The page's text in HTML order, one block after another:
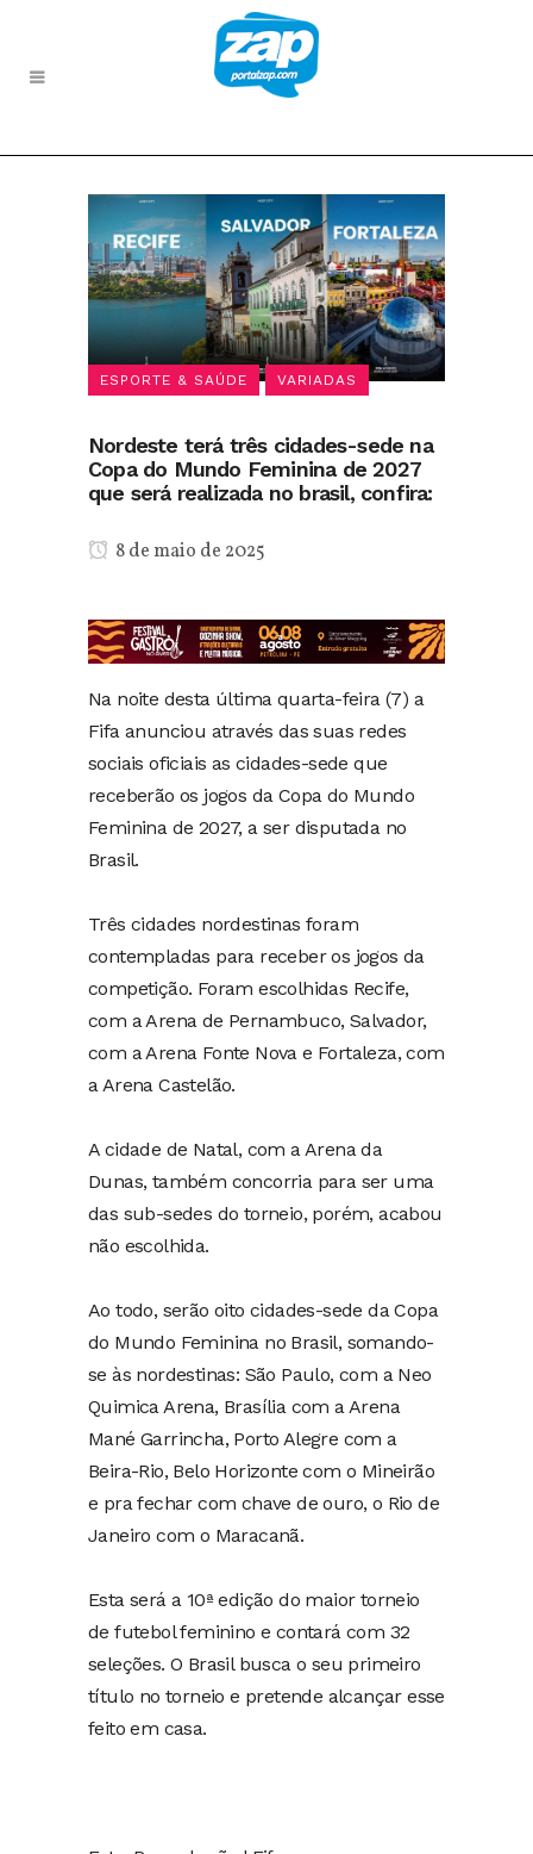
ESPORTE & SAÚDE VARIADAS
Nordeste terá três cidades-sede na
Copa do Mundo Feminina de 2027
que será realizada no brasil, confira:
8 de maio de 2025
Na noite desta última quarta-feira (7) a
Fifa anunciou através das suas redes
sociais oficiais as cidades-sede que
receberão os jogos da Copa do Mundo
Feminina de 2027, a ser disputada no
Brasil.
Três cidades nordestinas foram
contempladas para receber os jogos da
competição. Foram escolhidas Recife,
com a Arena de Pernambuco, Salvador,
com a Arena Fonte Nova e Fortaleza, com
a Arena Castelão.
A cidade de Natal, com a Arena da
Dunas, também concorria para ser uma
das sub-sedes do torneio, porém, acabou
não escolhida.
Ao todo, serão oito cidades-sede da Copa
do Mundo Feminina no Brasil, somando-
se às nordestinas: São Paulo, com a Neo
Quimica Arena, Brasília com a Arena
Mané Garrincha, Porto Alegre com a
Beira-Rio, Belo Horizonte com o Mineirão
e pra fechar com chave de ouro, o Rio de
Janeiro com o Maracanã.
Esta será a 10ª edição do maior torneio
de futebol feminino e contará com 32
seleções. O Brasil busca o seu primeiro
título no torneio e pretende alcançar esse
feito em casa.